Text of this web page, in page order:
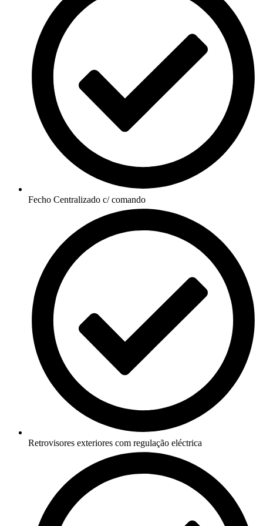
Fecho Centralizado c/ comando
Retrovisores exteriores com regulação eléctrica